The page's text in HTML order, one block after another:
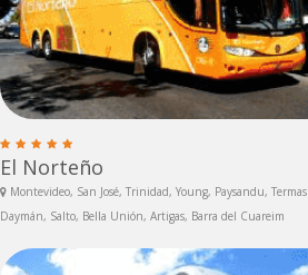
El Norteño
Montevideo, San José, Trinidad, Young, Paysandu, Termas
Daymán, Salto, Bella Unión, Artigas, Barra del Cuareim